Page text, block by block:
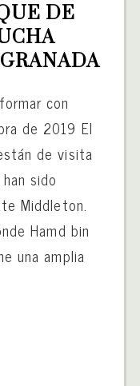
DE
con
de 2019 El
de visita
sido
Middleton.
Hamd bin
una amplia